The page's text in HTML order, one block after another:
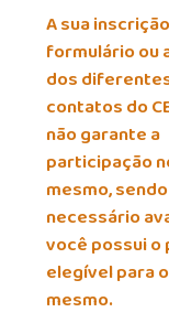
A sua
formulário ou
dos
contatos do
não garante a
participação
mesmo, sendo
necessário
você possui
elegível para o
mesmo.